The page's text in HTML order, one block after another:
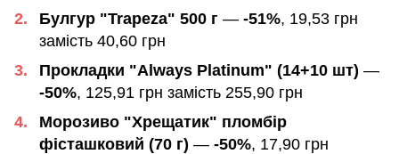
Булгур "Trapeza" 500 г — -51%, 19,53 грн
замість 40,60 грн
Прокладки "Always Platinum" (14+10 шт) —
-50%, 125,91 грн замість 255,90 грн
Морозиво "Хрещатик" пломбір
фісташковий (70 г) — -50%, 17,90 грн